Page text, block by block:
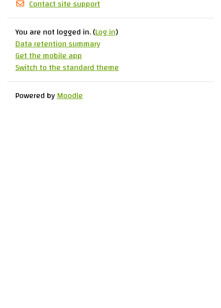
Contact site support
You are not logged in. (Log in)
Data retention summary
Get the mobile app
Switch to the standard theme
Powered byMoodle